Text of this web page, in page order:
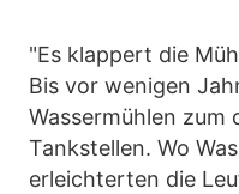
"Es klappert die
Bis vor wenigen
Wassermühlen zum
Tankstellen. Wo
erleichterten die